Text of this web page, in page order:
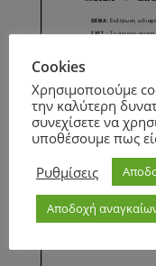
Cookies
Χρησιμοποιούμε
την καλύτερη
συνεχίσετε να
υποθέσουμε πως
Ρυθμίσεις
Αποδοχή